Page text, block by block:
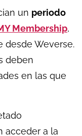
un periodo
Membership,
desde Weverse.
deben
en las que
acceder a la